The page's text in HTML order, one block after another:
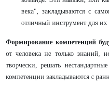
века", закладываются с
отличный инструмент для их
Формирование компетенций
от человека не только знаний,
творчески, решать
компетенции закладываются с